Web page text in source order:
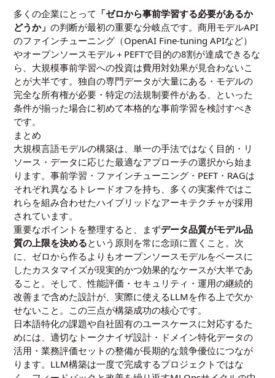
多くの企業にとって 「ゼロから事前学習する必要があるか
どうか」の判断が最初の重要な分岐点です。商用モデルAPI
のファインチューニング（OpenAI Fine-tuning APIなど）
やオープンソースモデル＋PEFTで目的の8割が達成できるな
ら、大規模事前学習への投資は費用対効果が見合わないこ
とが大半です。独自の専門データが大量にある・モデルの
完全な所有権が必要・特定の法規制要件がある、といった
条件が揃った場合に初めて本格的な事前学習を検討すべき
です。
まとめ
大規模言語モデルの構築は、単一の手法ではなく目的・リ
ソース・データに応じた最適なアプローチの選択から始ま
ります。事前学習・ファインチューニング・PEFT・RAGは
それぞれ異なるトレードオフを持ち、多くの実案件ではこ
れらを組み合わせたハイブリッドなアーキテクチャが採用
されています。
重要なポイントを整理すると、まずデータ品質がモデル品
質の上限を決めるという原則を常に念頭に置くこと。次
に、ゼロから作るよりもオープンソースモデルをベースに
したカスタマイズが現実的かつ効果的なケースが大半であ
ること。そして、性能評価・セキュリティ・運用の継続的
改善まで含めた設計が、実際に使えるLLMを作る上で欠か
せないこと。この三点が構築成功の核心です。
日本語特化の課題や自社固有のユースケースに対応するた
めには、適切なトークナイザ設計・ドメイン特化データの
活用・業務評価セットの整備が長期的な競争優位につなが
ります。LLM構築は一度で完成するプロジェクトではな